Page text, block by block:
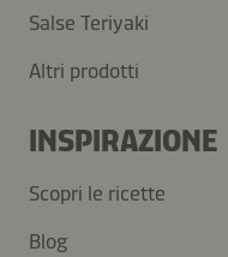
Salse Teriyaki
Altri prodotti
INSPIRAZIONE
Scopri le ricette
Blog